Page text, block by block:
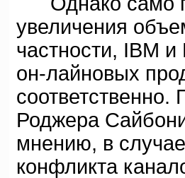
увеличения
частности, IBM
он-лайновых
Роджера
мнению, в
конфликта